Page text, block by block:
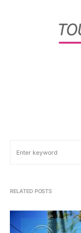
RELATED POSTS